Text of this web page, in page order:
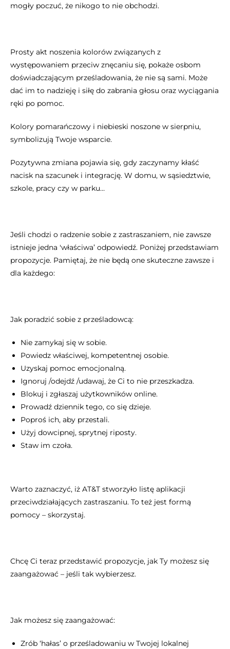
mogły poczuć, że nikogo to nie obchodzi.
Prosty akt noszenia kolorów związanych z
występowaniem przeciw znęcaniu się, pokaże osbom
doświadczającym prześladowania, że nie są sami. Może
dać im to nadzieję i siłę do zabrania głosu oraz wyciągania
ręki po pomoc.
Kolory pomarańczowy i niebieski noszone w sierpniu,
symbolizują Twoje wsparcie.
Pozytywna zmiana pojawia się, gdy zaczynamy kłaść
nacisk na szacunek i integrację. W domu, w sąsiedztwie,
szkole, pracy czy w parku…
Jeśli chodzi o radzenie sobie z zastraszaniem, nie zawsze
istnieje jedna 'właściwa’ odpowiedź. Poniżej przedstawiam
propozycje. Pamiętaj, że nie będą one skuteczne zawsze i
dla każdego:
Jak poradzić sobie z prześladowcą:
Nie zamykaj się w sobie.
Powiedz właściwej, kompetentnej osobie.
Uzyskaj pomoc emocjonalną.
Ignoruj /odejdź /udawaj, że Ci to nie przeszkadza.
Blokuj i zgłaszaj użytkowników online.
Prowadź dziennik tego, co się dzieje.
Poproś ich, aby przestali.
Użyj dowcipnej, sprytnej riposty.
Staw im czoła.
Warto zaznaczyć, iż AT&T stworzyło listę aplikacji
przeciwdziałających zastraszaniu. To też jest formą
pomocy – skorzystaj.
Chcę Ci teraz przedstawić propozycje, jak Ty możesz się
zaangażować – jeśli tak wybierzesz.
Jak możesz się zaangażować:
Zrób ‘hałas’ o prześladowaniu w Twojej lokalnej